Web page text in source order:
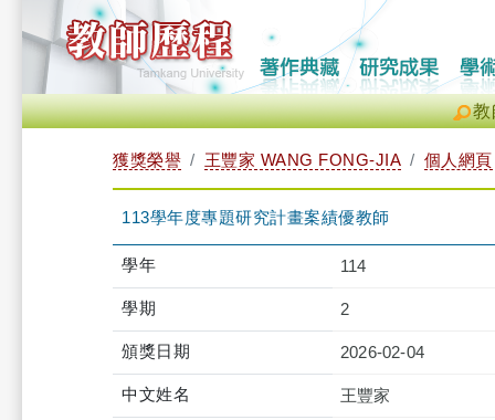
教
獲獎榮譽 王豐家 WANG FONG-JIA 個人網頁
113學年度專題研究計畫案績優教師
學年 114
學期 2
頒獎日期 2026-02-04
中文姓名 王豐家